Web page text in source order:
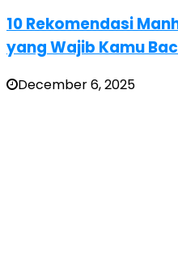
10 Rekomendasi
yang Wajib Kamu
December 6, 2025